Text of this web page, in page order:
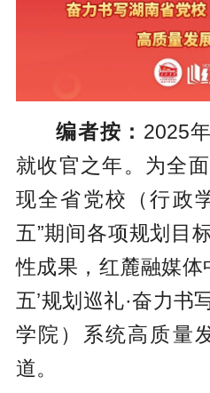
编者按： 2025
就收官之年。为全
现全省党校（行政
五”期间各项规划目
性成果，红麓融媒体
五’规划巡礼·奋力书
学院）系统高质量
道。